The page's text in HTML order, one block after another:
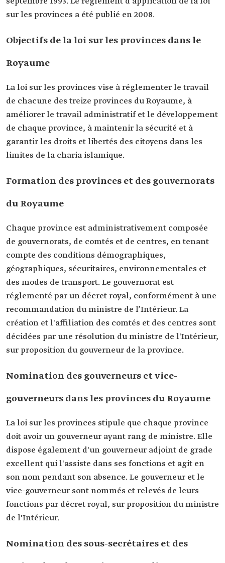
sur les provinces a été publié en 2008.
Objectifs de la loi sur les provinces dans le
Royaume
La loi sur les provinces vise à réglementer le travail
de chacune des treize provinces du Royaume, à
améliorer le travail administratif et le développement
de chaque province, à maintenir la sécurité et à
garantir les droits et libertés des citoyens dans les
limites de la charia islamique.
Formation des provinces et des gouvernorats
du Royaume
Chaque province est administrativement composée
de gouvernorats, de comtés et de centres, en tenant
compte des conditions démographiques,
géographiques, sécuritaires, environnementales et
des modes de transport. Le gouvernorat est
réglementé par un décret royal, conformément à une
recommandation du ministre de l’Intérieur. La
création et l'affiliation des comtés et des centres sont
décidées par une résolution du ministre de l'Intérieur,
sur proposition du gouverneur de la province.
Nomination des gouverneurs et vice-
gouverneurs dans les provinces du Royaume
La loi sur les provinces stipule que chaque province
doit avoir un gouverneur ayant rang de ministre. Elle
dispose également d'un gouverneur adjoint de grade
excellent qui l'assiste dans ses fonctions et agit en
son nom pendant son absence. Le gouverneur et le
vice-gouverneur sont nommés et relevés de leurs
fonctions par décret royal, sur proposition du ministre
de l'Intérieur.
Nomination des sous-secrétaires et des